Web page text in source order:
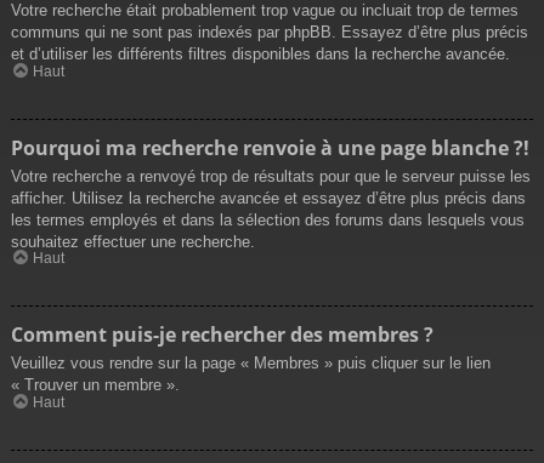
Votre recherche était probablement trop vague ou incluait trop de termes
communs qui ne sont pas indexés par phpBB. Essayez d’être plus précis
et d’utiliser les différents filtres disponibles dans la recherche avancée.
Haut
Pourquoi ma recherche renvoie à une page blanche ?!
Votre recherche a renvoyé trop de résultats pour que le serveur puisse les
afficher. Utilisez la recherche avancée et essayez d’être plus précis dans
les termes employés et dans la sélection des forums dans lesquels vous
souhaitez effectuer une recherche.
Haut
Comment puis-je rechercher des membres ?
Veuillez vous rendre sur la page « Membres » puis cliquer sur le lien
« Trouver un membre ».
Haut